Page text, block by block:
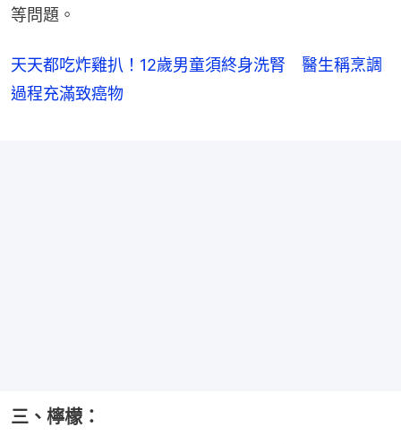
等問題。
天天都吃炸雞扒！12歲男童須終身洗腎 醫生稱烹調
過程充滿致癌物
三、檸檬：